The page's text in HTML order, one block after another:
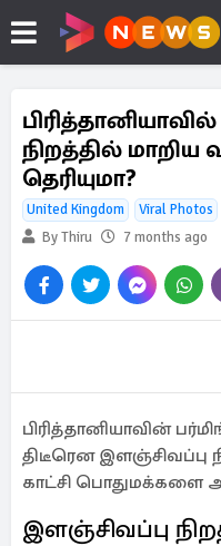
நிறத்தில்
தெரியுமா?
United Kingdom Viral Photos
By Thiru
7 months ago
பிரித்தானியாவின்
திடீரென இளஞ்சிவப்பு
காட்சி பொதுமக்களை
இளஞ்சிவப்பு